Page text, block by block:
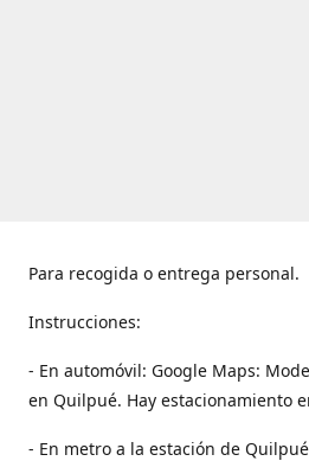
Para recogida o entrega personal.
Instrucciones:
- En automóvil: Google Maps:
en Quilpué. Hay estacionamiento
- En metro a la estación de